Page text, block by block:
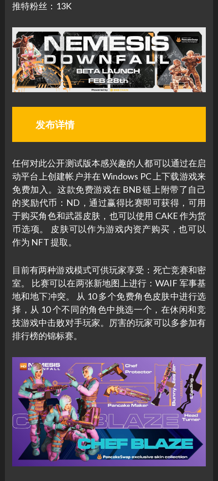
推特粉丝：13K
发布详情
任何对此公开测试版本感兴趣的人都可以通过在启
动平台上创建帐户并在 Windows PC 上下载游戏来
免费加入。这款免费游戏在 BNB 链上附带了自己
的奖励代币：ND，通过赢得比赛即可获得，可用
于购买角色和武器皮肤，也可以使用 CAKE 作为货
币选项。 皮肤可以作为游戏内资产购买，也可以
作为 NFT 提取。
目前有两种游戏模式可供玩家享受：死亡竞赛和密
室。 比赛可以在两张新地图上进行：WAIF 军事基
地和地下冲突。 从 10 多个免费角色皮肤中进行选
择，从 10 个不同的角色中挑选一个，在休闲和竞
技游戏中击败对手玩家。厉害的玩家可以多参加有
排行榜的锦标赛。